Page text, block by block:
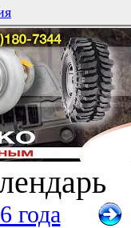
года